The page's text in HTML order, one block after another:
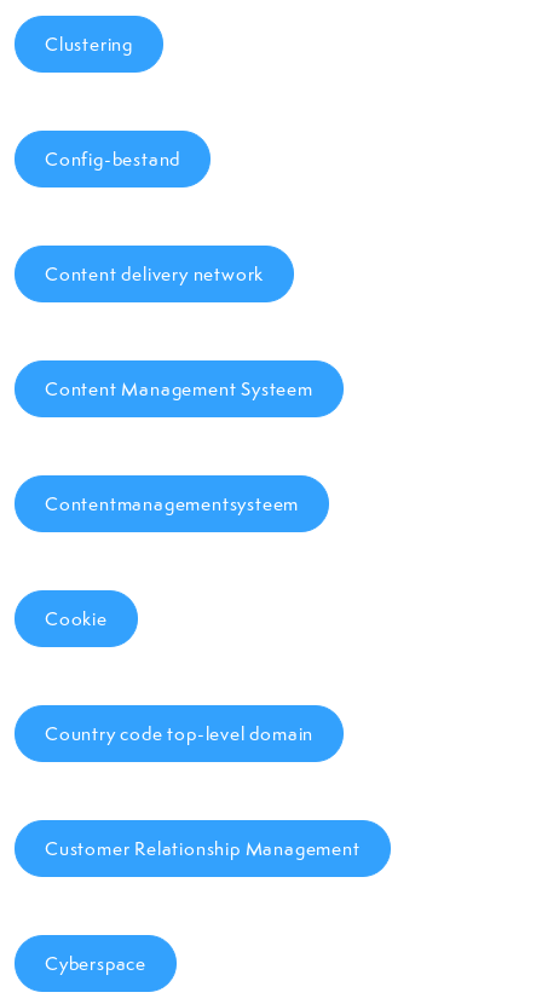
Clustering
Config-bestand
Content delivery network
Content Management Systeem
Contentmanagementsysteem
Cookie
Country code top-level domain
Customer Relationship Management
Cyberspace